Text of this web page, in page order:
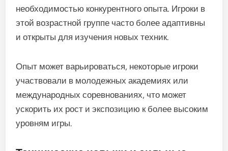
необходимостью конкурентного опыта. Игроки в
этой возрастной группе часто более адаптивны
и открыты для изучения новых техник.
Опыт может варьироваться, некоторые игроки
участвовали в молодежных академиях или
международных соревнованиях, что может
ускорить их рост и экспозицию к более высоким
уровням игры.